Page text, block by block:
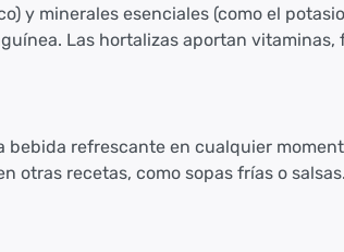
y minerales esenciales (como el
Las hortalizas aportan
refrescante en cualquier
recetas, como sopas frías o